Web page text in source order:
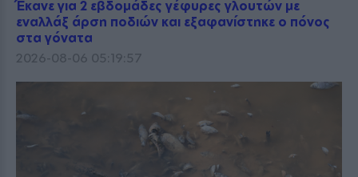
Έκανε για 2 εβδομάδες γέφυρες γλουτών με
εναλλάξ άρση ποδιών και εξαφανίστηκε ο πόνος
στα γόνατα
2026-08-06 05:19:57